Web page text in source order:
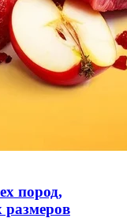
пород,
размеров